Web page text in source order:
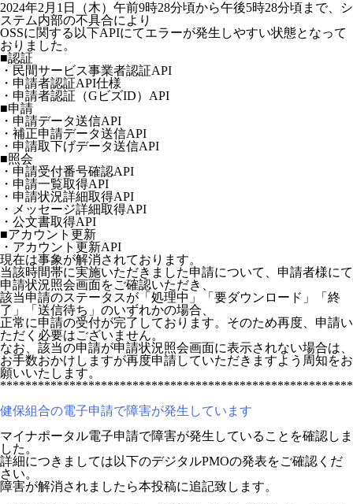
2024年2月1日（木）午前9時28分頃から午後5時28分頃まで、シ
ステム内部の不具合により
OSSに関する以下APIにてエラーが発生しやすい状態となって
おりました。
■認証
・民間サービス事業者認証API
・申請者認証API仕様
・申請者認証（GビズID）API
■申請
・申請データ送信API
・補正申請データ送信API
・申請取下げデータ送信API
■照会
・申請受付番号確認API
・申請一覧取得API
・申請状況詳細取得API
・メッセージ詳細取得API
・公文書取得API
■アカウント更新
・アカウント更新API
現在は事象が解消されております。
当該時間帯に実施いただきました申請について、申請者様にて
申請状況照会画面をご確認いただき、
該当申請のステータスが「処理中」「要ダウンロード」「終
了」「送信待ち」のいずれかの場合、
正常に申請の受付が完了しております。そのため再度、申請い
ただく必要はございません。
なお、該当の申請が申請状況照会画面に表示されない場合は、
お手数おかけしますが再度申請していただきますよう周知をお
願いいたします。
健保組合の電子申請で障害が発生しています
マイナポータル電子申請で障害が発生していることを確認しま
した。
詳細につきましては以下のデジタルPMOの発表をご確認くだ
さい。
障害が解消されましたら本投稿に追記致します。